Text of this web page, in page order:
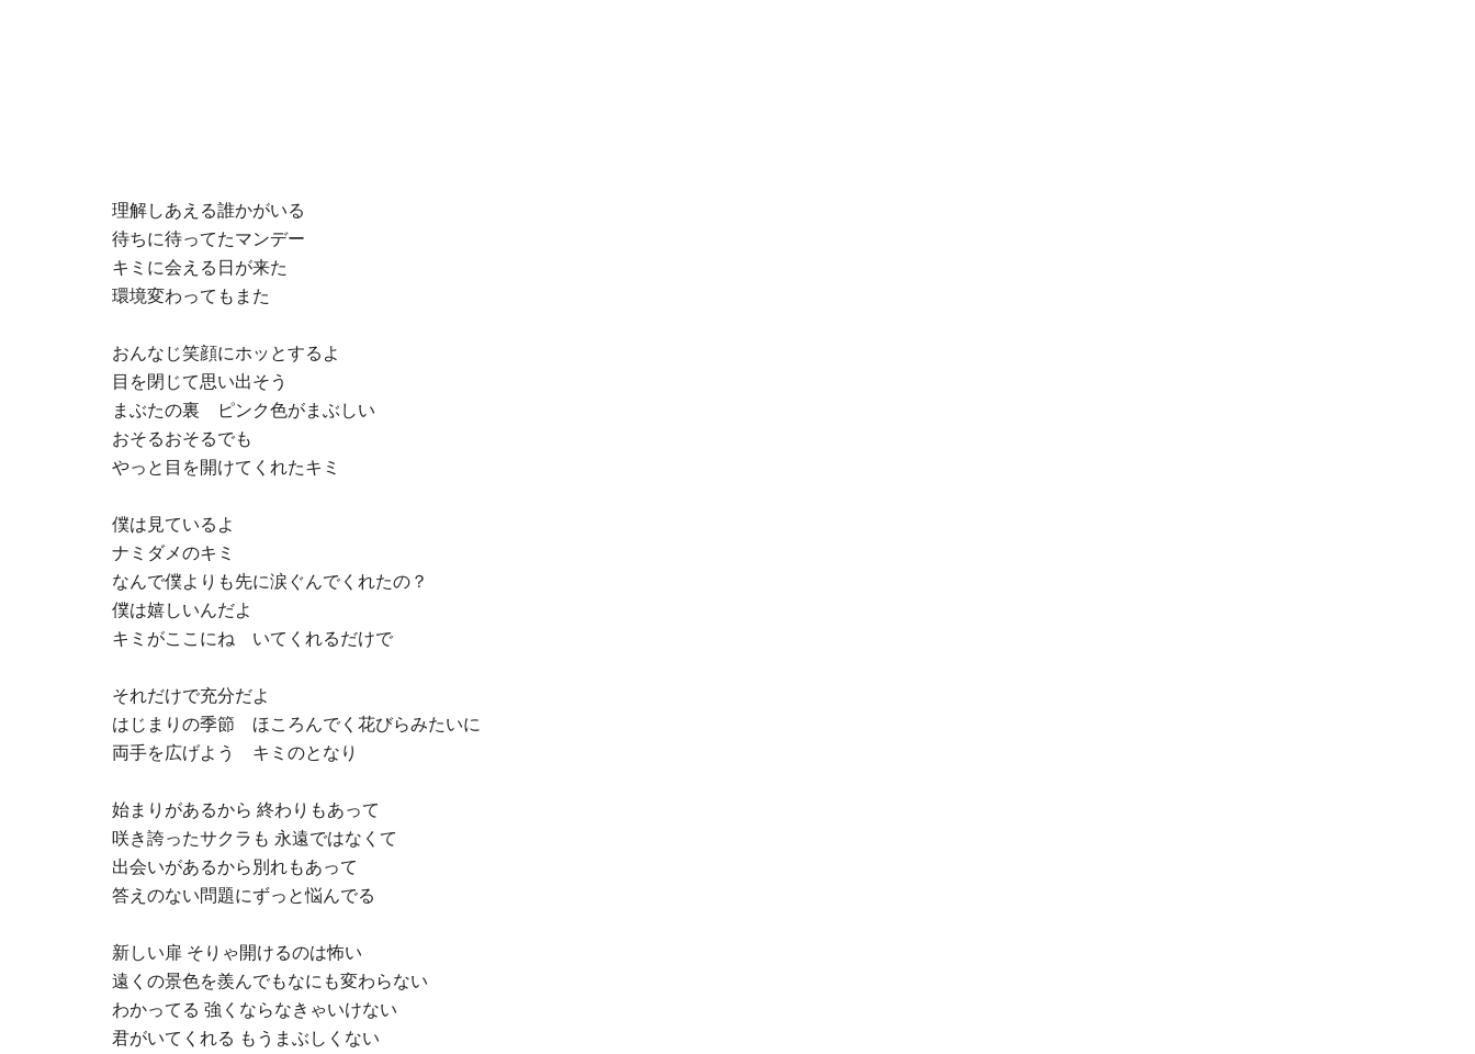
理解しあえる誰かがいる
待ちに待ってたマンデー
キミに会える日が来た
環境変わってもまた
おんなじ笑顔にホッとするよ
目を閉じて思い出そう
まぶたの裏 ピンク色がまぶしい
おそるおそるでも
やっと目を開けてくれたキミ
僕は見ているよ
ナミダメのキミ
なんで僕よりも先に涙ぐんでくれたの？
僕は嬉しいんだよ
キミがここにね いてくれるだけで
それだけで充分だよ
はじまりの季節 ほころんでく花びらみたいに
両手を広げよう キミのとなり
始まりがあるから 終わりもあって
咲き誇ったサクラも 永遠ではなくて
出会いがあるから別れもあって
答えのない問題にずっと悩んでる
新しい扉 そりゃ開けるのは怖い
遠くの景色を羨んでもなにも変わらない
わかってる 強くならなきゃいけない
君がいてくれる もうまぶしくない